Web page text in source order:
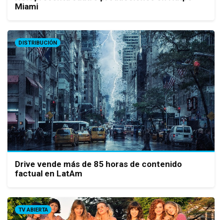
Miami
DISTRIBUCIÓN
Drive vende más de 85 horas de contenido
factual en LatAm
TV ABIERTA